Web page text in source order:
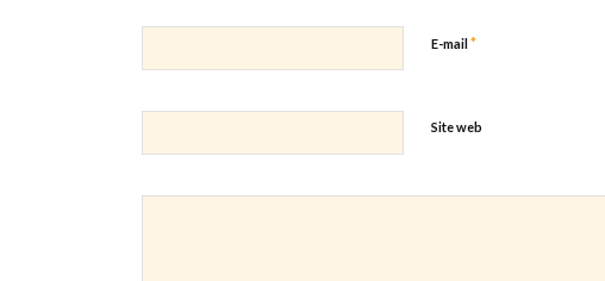
E-mail*
Site web